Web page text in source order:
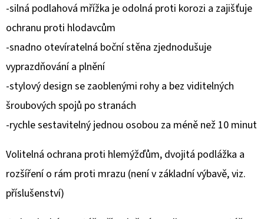
-silná podlahová mřížka je odolná proti korozi a zajišťuje
ochranu proti hlodavcům
-snadno otevíratelná boční stěna zjednodušuje
vyprazdňování a plnění
-stylový design se zaoblenými rohy a bez viditelných
šroubových spojů po stranách
-rychle sestavitelný jednou osobou za méně než 10 minut
Volitelná ochrana proti hlemýžďům, dvojitá podlážka a
rozšíření o rám proti mrazu (není v základní výbavě, viz.
příslušenství)
D
O
P
O
R
U
Č
U
J
M
E